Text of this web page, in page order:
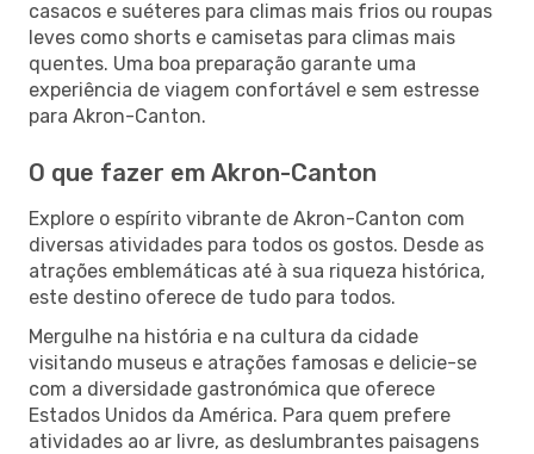
casacos e suéteres para climas mais frios ou roupas
leves como shorts e camisetas para climas mais
quentes. Uma boa preparação garante uma
experiência de viagem confortável e sem estresse
para Akron-Canton.
O que fazer em Akron-Canton
Explore o espírito vibrante de Akron-Canton com
diversas atividades para todos os gostos. Desde as
atrações emblemáticas até à sua riqueza histórica,
este destino oferece de tudo para todos.
Mergulhe na história e na cultura da cidade
visitando museus e atrações famosas e delicie-se
com a diversidade gastronómica que oferece
Estados Unidos da América. Para quem prefere
atividades ao ar livre, as deslumbrantes paisagens